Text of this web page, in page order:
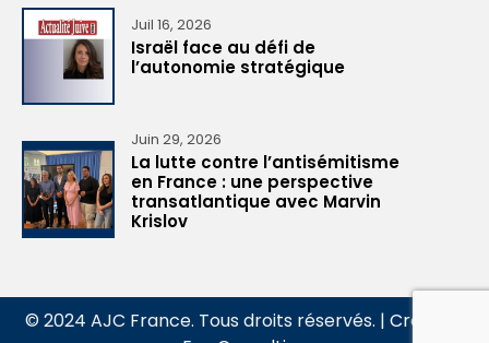
Juil 16, 2026
Israël face au défi de
l’autonomie stratégique
Juin 29, 2026
La lutte contre l’antisémitisme
en France : une perspective
transatlantique avec Marvin
Krislov
© 2024 AJC France. Tous droits réservés. | Création